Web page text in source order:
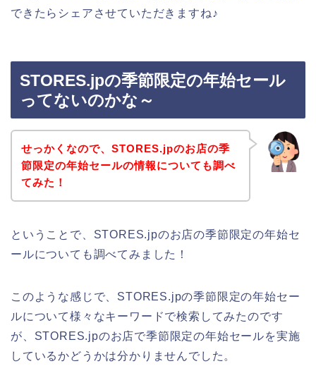
できたらシェアさせていただきますね♪
STORES.jpの季節限定の年始セール
ってないのかな～
せっかくなので、STORES.jpのお店の季
節限定の年始セールの情報についても調べ
てみた！
ということで、STORES.jpのお店の季節限定の年始セ
ールについても調べてみました！
このような感じで、STORES.jpの季節限定の年始セー
ルについて様々なキーワードで検索してみたのです
が、STORES.jpのお店で季節限定の年始セールを実施
しているかどうかは分かりませんでした。